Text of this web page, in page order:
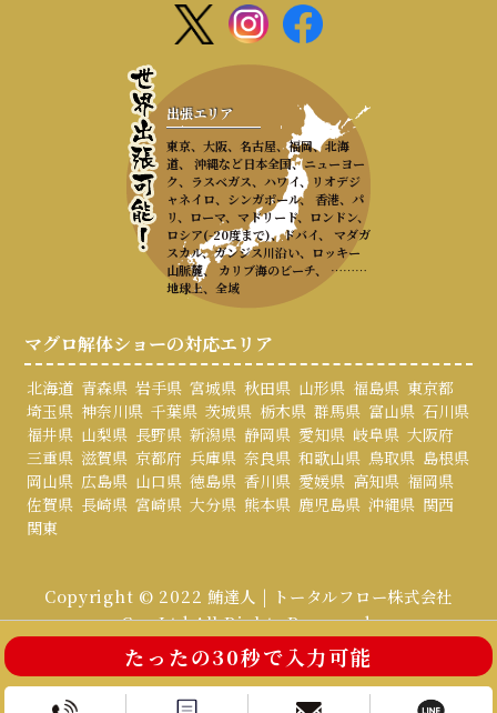
たったの30秒で入力可能
出張エリア
東京、大阪、名古屋、福岡、北海
道、 沖縄など日本全国、ニューヨー
ク、ラスベガス、ハワイ、リオデジ
ャネイロ、シンガポール、 香港、パ
リ、ローマ、マドリード、ロンドン、
ロシア(-20度まで)、ドバイ、 マダガ
スカル、ガンジス川沿い、ロッキー
山脈麓、 カリブ海のビーチ、 ………
地球上、全域
マグロ解体ショーの対応エリア
北海道 青森県 岩手県 宮城県 秋田県 山形県 福島県 東京都
埼玉県 神奈川県 千葉県 茨城県 栃木県 群馬県 富山県 石川県
福井県 山梨県 長野県 新潟県 静岡県 愛知県 岐阜県 大阪府
三重県 滋賀県 京都府 兵庫県 奈良県 和歌山県 鳥取県 島根県
岡山県 広島県 山口県 徳島県 香川県 愛媛県 高知県 福岡県
佐賀県 長崎県 宮崎県 大分県 熊本県 鹿児島県 沖縄県 関西
関東
Copyright © 2022 鮪達人 | トータルフロー株式会社
Co., Ltd All Rights Reserved.